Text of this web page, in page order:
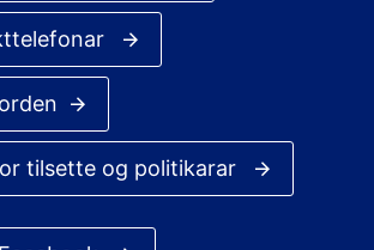
tilsette og politikarar